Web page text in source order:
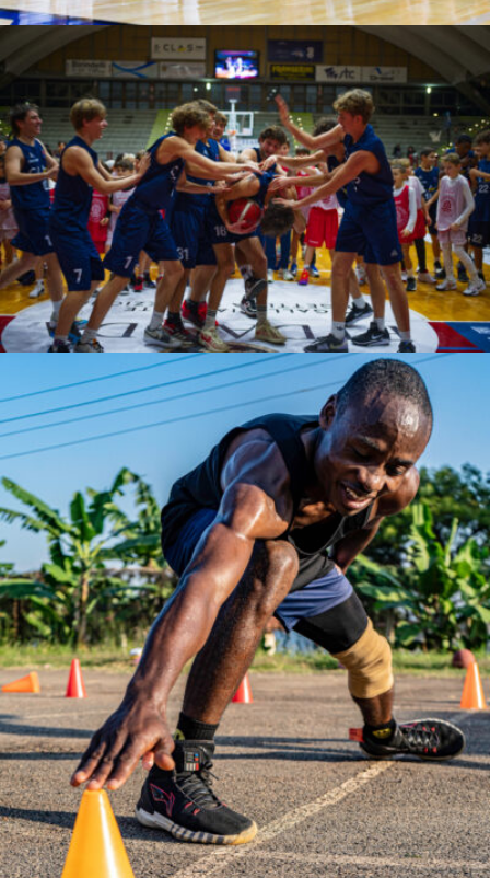
Francesco Sufra
Muwanguzi Roland Waliggo